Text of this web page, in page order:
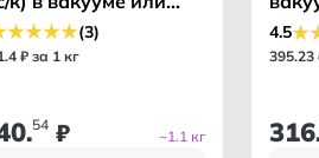
среде /БАХРУШИН
(3)
.4 ₽ за 1 кг
.54 ₽ ~1.1 кг
4.5
395.23
316